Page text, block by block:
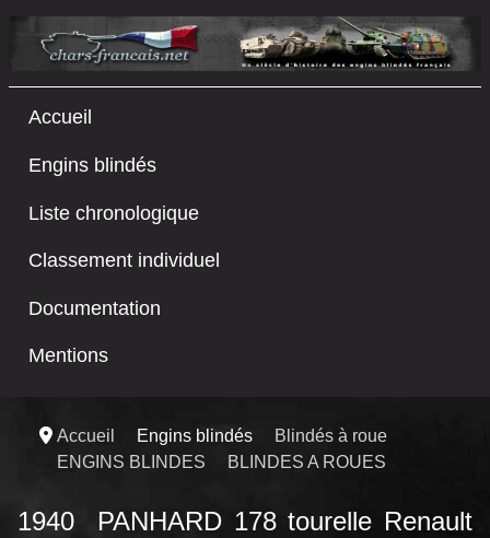
Accueil
Engins blindés
Liste chronologique
Classement individuel
Documentation
Mentions
Accueil Engins blindés
Blindés à roue
ENGINS BLINDES
BLINDES A ROUES
1940 PANHARD 178 tourelle Renault